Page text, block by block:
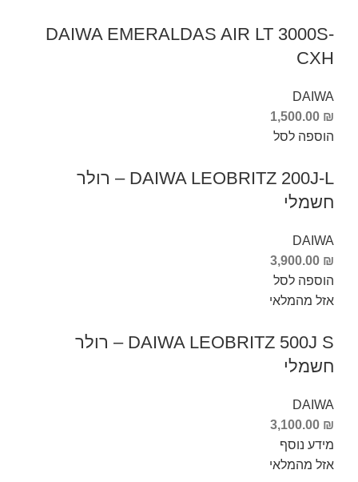
DAIWA EMERALDAS AIR LT 3000S-
CXH
DAIWA
1,500.00 ₪
הוספה לסל
DAIWA LEOBRITZ 200J-L – רולר
חשמלי
DAIWA
3,900.00 ₪
הוספה לסל
אזל מהמלאי
DAIWA LEOBRITZ 500J S – רולר
חשמלי
DAIWA
3,100.00 ₪
מידע נוסף
אזל מהמלאי